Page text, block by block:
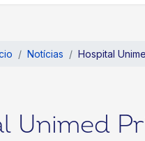
Notícias Hospital
Unimed